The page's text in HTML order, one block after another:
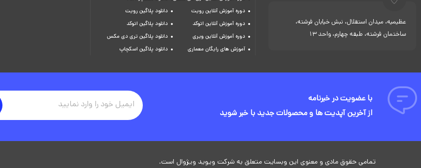
عظیمیه، میدان استقلال، نبش خیابان فرشته،
ساختمان فرشته، طبقه چهارم، واحد 13
دوره آموزش آنلاین رویت
دوره آموزش آنلاین اتوکد
دوره آموزش آنلاین ویری
آموزش های رایگان معماری
دانلود پلاگین رویت
دانلود پلاگین اتوکد
دانلود پلاگین تری دی مکس
دانلود پلاگین اسکچاپ
با عضویت در خبرنامه
از آخرین آپدیت ها و محصولات جدید با خبر شوید
تمامی حقوق مادی و معنوی این وبسایت متعلق به شرکت ویوید ویژوال است.